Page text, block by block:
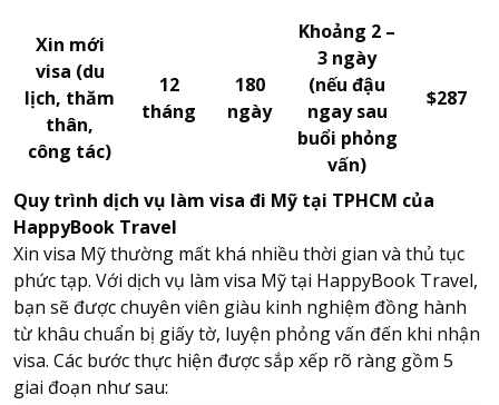
Xin mới
visa (du
lịch, thăm
thân,
công tác)
12
tháng
180
ngày
Khoảng 2 –
3 ngày
(nếu đậu
ngay sau
buổi phỏng
vấn)
$287
Quy trình dịch vụ làm visa đi Mỹ tại TPHCM của
HappyBook Travel
Xin visa Mỹ thường mất khá nhiều thời gian và thủ tục
phức tạp. Với dịch vụ làm visa Mỹ tại HappyBook Travel,
bạn sẽ được chuyên viên giàu kinh nghiệm đồng hành
từ khâu chuẩn bị giấy tờ, luyện phỏng vấn đến khi nhận
visa. Các bước thực hiện được sắp xếp rõ ràng gồm 5
giai đoạn như sau: